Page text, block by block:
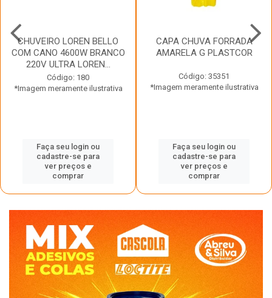
CHUVEIRO LOREN BELLO
COM CANO 4600W BRANCO
220V ULTRA LOREN...
Código: 180
*Imagem meramente ilustrativa
Faça seu login ou
cadastre-se para
ver preços e
comprar
CAPA CHUVA FORRADA
AMARELA G PLASTCOR
Código: 35351
*Imagem meramente ilustrativa
Faça seu login ou
cadastre-se para
ver preços e
comprar